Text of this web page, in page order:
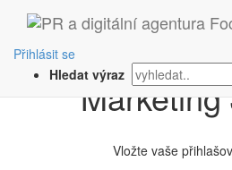
Přihlásit se
Hledat výraz
Vložte vaše